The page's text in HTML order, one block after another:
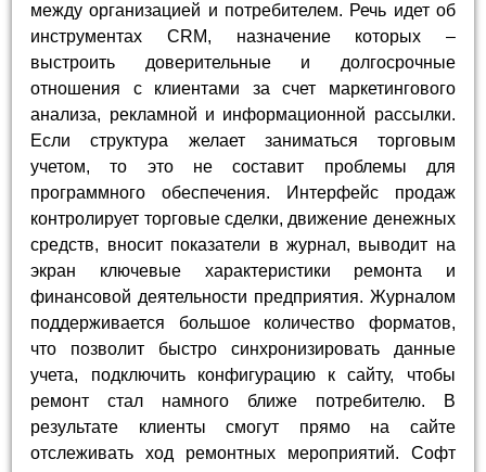
между организацией и потребителем. Речь идет об
инструментах CRM, назначение которых –
выстроить доверительные и долгосрочные
отношения с клиентами за счет маркетингового
анализа, рекламной и информационной рассылки.
Если структура желает заниматься торговым
учетом, то это не составит проблемы для
программного обеспечения. Интерфейс продаж
контролирует торговые сделки, движение денежных
средств, вносит показатели в журнал, выводит на
экран ключевые характеристики ремонта и
финансовой деятельности предприятия. Журналом
поддерживается большое количество форматов,
что позволит быстро синхронизировать данные
учета, подключить конфигурацию к сайту, чтобы
ремонт стал намного ближе потребителю. В
результате клиенты смогут прямо на сайте
отслеживать ход ремонтных мероприятий. Софт